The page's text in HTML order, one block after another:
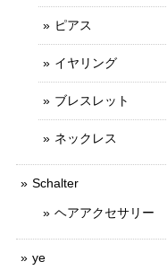
ピアス
イヤリング
ブレスレット
ネックレス
Schalter
ヘアアクセサリー
ye